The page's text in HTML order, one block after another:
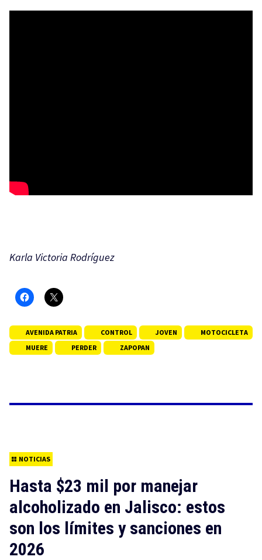
Karla Victoria Rodríguez
AVENIDA PATRIA CONTROL JOVEN
MOTOCICLETA
MUERE
PERDER ZAPOPAN
NOTICIAS
Hasta $23 mil por manejar
alcoholizado en Jalisco: estos
son los límites y sanciones en
2026